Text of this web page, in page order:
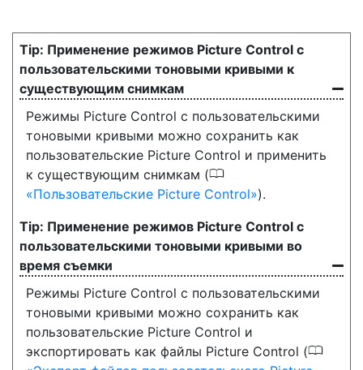
Применение режимов Picture Control с
пользовательскими тоновыми кривыми к
существующим снимкам
Режимы Picture Control с пользовательскими
тоновыми кривыми можно сохранить как
пользовательские Picture Control и применить
к существующим снимкам (0
Пользовательские Picture Control ).
Применение режимов Picture Control с
пользовательскими тоновыми кривыми во
время съемки
Режимы Picture Control с пользовательскими
тоновыми кривыми можно сохранить как
пользовательские Picture Control и
экспортировать как файлы Picture Control (0